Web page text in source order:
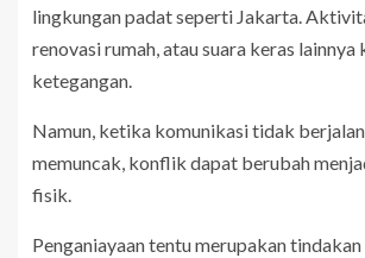
lingkungan padat seperti Jakarta.
renovasi rumah, atau suara keras lainnya
ketegangan.
Namun, ketika komunikasi tidak
memuncak, konflik dapat berubah
fisik.
Penganiayaan tentu merupakan